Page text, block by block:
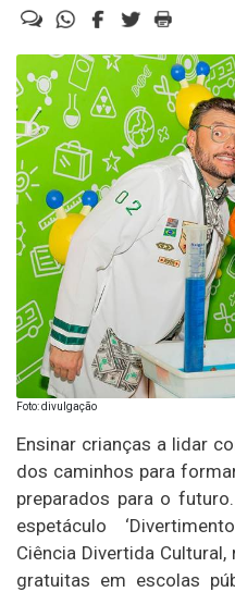
Foto: divulgação
Ensinar crianças a lidar
dos caminhos para
preparados para o
espetáculo
Ciência Divertida
gratuitas em escolas